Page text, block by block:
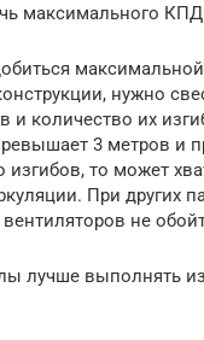
максимального КПД
максимальной
нужно
и количество их
3 метров и
то может
При других
не
лучше выполнять